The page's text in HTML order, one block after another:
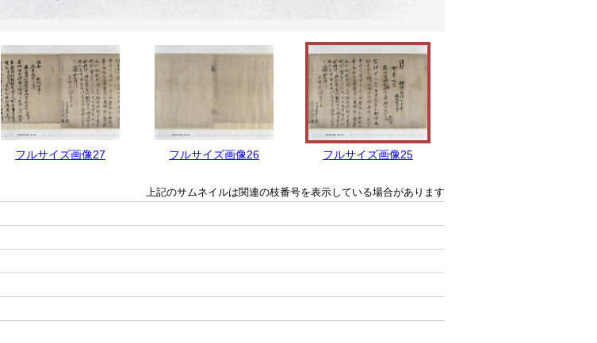
フルサイズ画像27 フルサイズ画像26 フルサイズ画像25
上記のサムネイルは関連の枝番号を表示している場合があります